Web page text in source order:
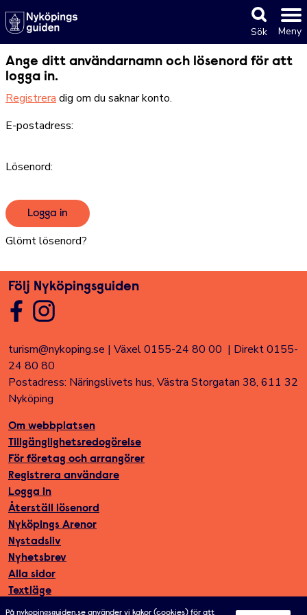
Sök Meny
Ange ditt användarnamn och lösenord för att
logga in.
Registrera dig om du saknar konto.
E-postadress:
Lösenord:
Glömt lösenord?
Följ Nyköpingsguiden
turism@nykoping.se | Växel 0155-24 80 00 | Direkt 0155-
24 80 80
Postadress: Näringslivets hus, Västra Storgatan 38, 611 32
Nyköping
Om webbplatsen
Tillgänglighetsredogörelse
För företag och arrangörer
Registrera användare
Logga in
Återställ lösenord
Nyköpings Arenor
Nystadsliv
Nyhetsbrev
Alla sidor
Textläge
På nykopingsguiden.se använder vi kakor (cookies) för att